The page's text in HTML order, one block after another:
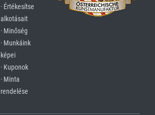
· Értékesítse
alkotásait
· Minőség
· Munkáink
képei
· Kuponok
· Minta
rendelése